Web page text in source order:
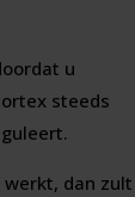
u
steeds
dan zult